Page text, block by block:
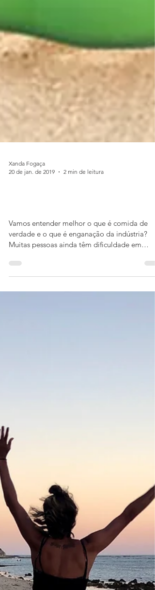
alimentos saudáveis.
Vamos entender melhor o que é comida de
Muitas pessoas ainda têm dificuldade em
distinguir e...